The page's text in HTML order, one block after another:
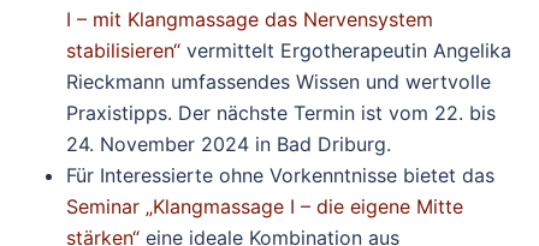
I – mit Klangmassage das Nervensystem
stabilisieren“ vermittelt Ergotherapeutin Angelika
Rieckmann umfassendes Wissen und wertvolle
Praxistipps. Der nächste Termin ist vom 22. bis
24. November 2024 in Bad Driburg.
Für Interessierte ohne Vorkenntnisse bietet das
Seminar „Klangmassage I – die eigene Mitte
stärken“ eine ideale Kombination aus